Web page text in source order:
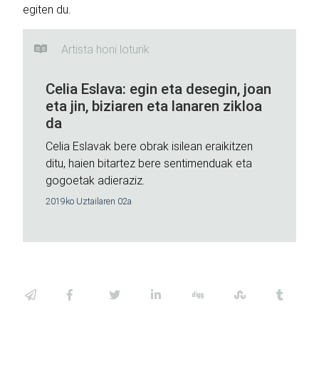
egiten du.
Artista honi loturik
Celia Eslava: egin eta desegin, joan
eta jin, biziaren eta lanaren zikloa
da
Celia Eslavak bere obrak isilean eraikitzen
ditu, haien bitartez bere sentimenduak eta
gogoetak adieraziz.
2019ko Uztailaren 02a